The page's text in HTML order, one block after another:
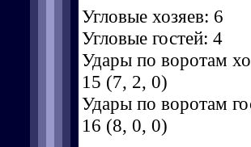
Угловые хозяев: 6
Угловые гостей: 4
Удары по воротам
15 (7, 2, 0)
Удары по воротам
16 (8, 0, 0)